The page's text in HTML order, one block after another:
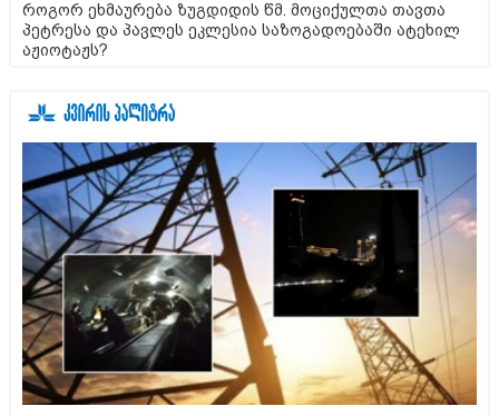
როგორ ეხმაურება ზუგდიდის წმ. მოციქულთა თავთა
პეტრესა და პავლეს ეკლესია საზოგადოებაში ატეხილ
აჟიოტაჟს?